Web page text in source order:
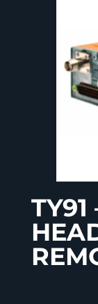
TY91